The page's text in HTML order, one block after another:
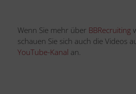
Wenn Sie mehr über BBRecruiting
schauen Sie sich auch die Videos
YouTube-Kanal an.